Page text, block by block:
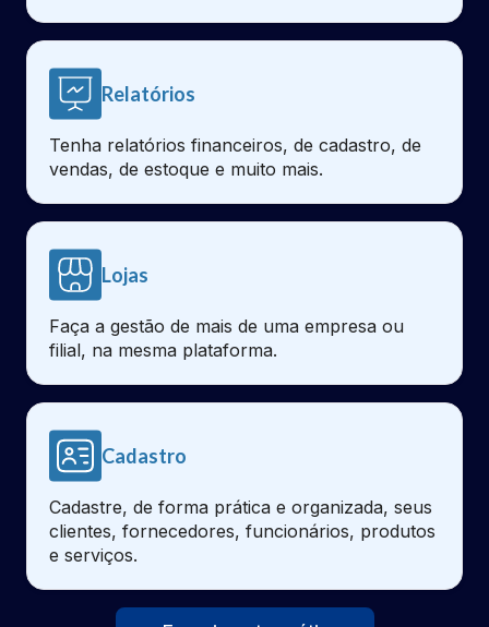
Relatórios
Tenha relatórios financeiros, de cadastro, de
vendas, de estoque e muito mais.
Lojas
Faça a gestão de mais de uma empresa ou
filial, na mesma plataforma.
Cadastro
Cadastre, de forma prática e organizada, seus
clientes, fornecedores, funcionários, produtos
e serviços.